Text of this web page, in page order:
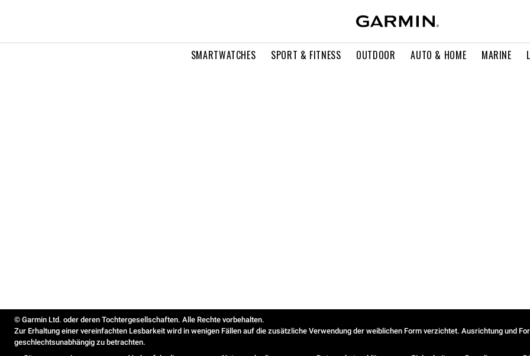
SMARTWATCHES SPORT & FITNESS OUTDOOR AUTO & HOME MARINE
© Garmin Ltd. oder deren Tochtergesellschaften. Alle Rechte vorbehalten.
Zur Erhaltung einer vereinfachten Lesbarkeit wird in wenigen Fällen auf die zusätzliche Verwendung der weiblichen Form verzichtet. Ausrichtung und
geschlechtsunabhängig zu betrachten.